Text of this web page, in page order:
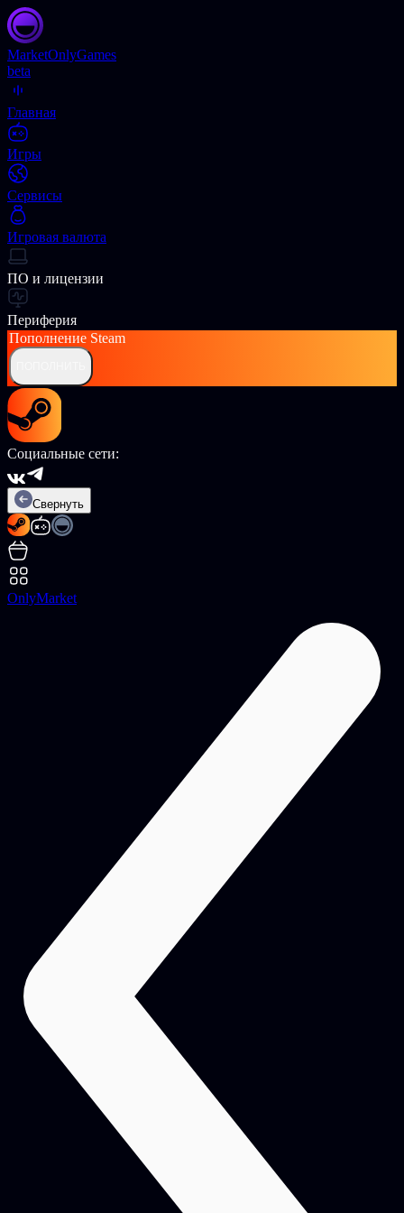
MarketOnlyGames
beta
Главная
Игры
Сервисы
Игровая валюта
ПО и лицензии
Периферия
Пополнение Steam
Социальные сети:
Свернуть
OnlyMarket